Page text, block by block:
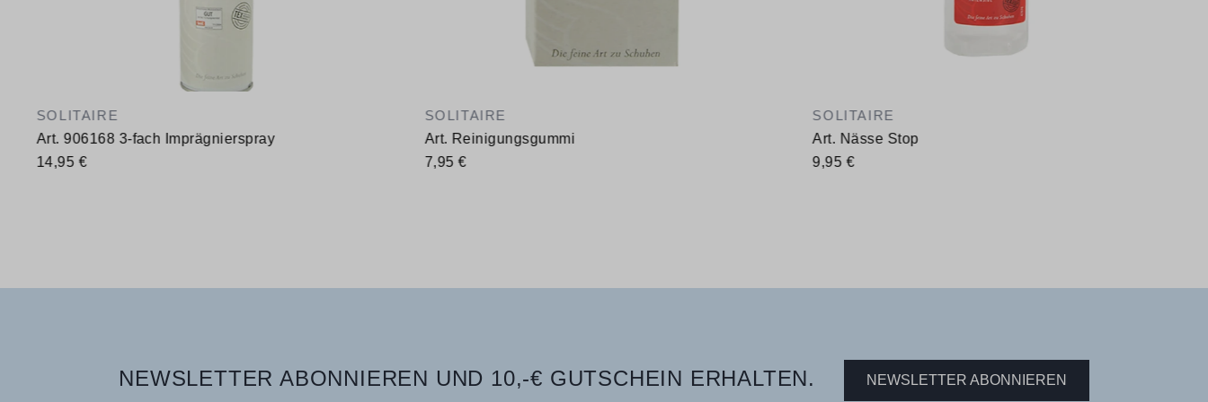
SOLITAIRE
Art. 906168 3-fach Imprägnierspray
14,95 €
SOLITAIRE
Art. Reinigungsgummi
7,95 €
SOLITAIRE
Art. Nässe Stop
9,95 €
NEWSLETTER ABONNIEREN UND 10,-€ GUTSCHEIN ERHALTEN. NEWSLETTER ABONNIEREN